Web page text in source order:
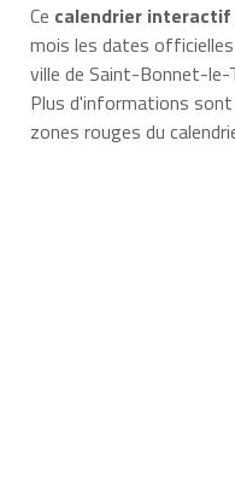
Ce calendrier interactif
mois les dates
ville de Saint-Bonnet-le-
Plus d'informations sont
zones rouges du